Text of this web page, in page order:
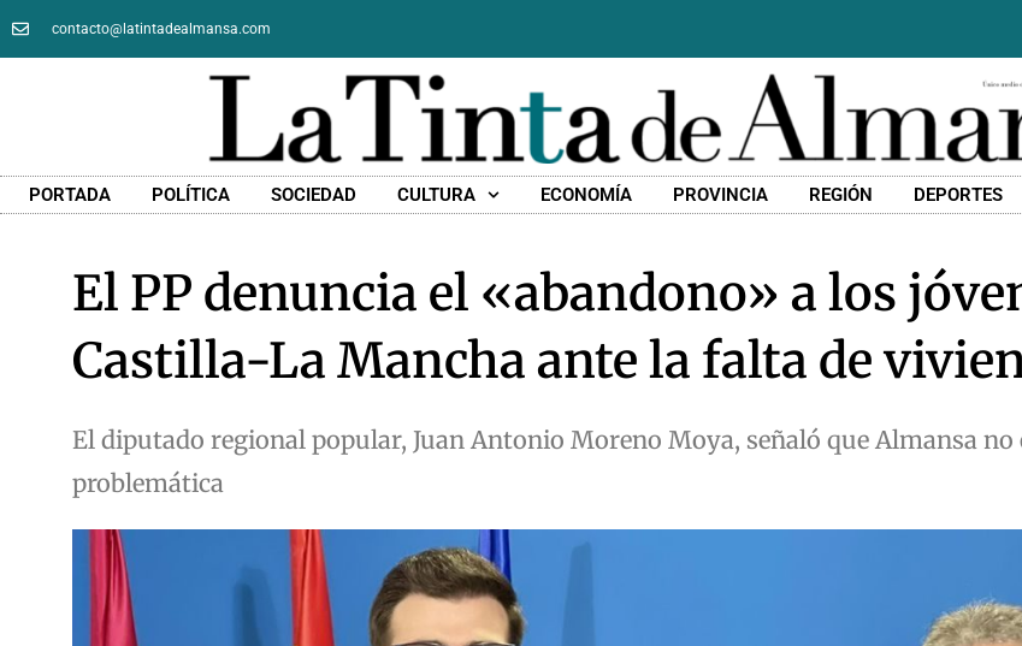
contacto@latintadealmansa.com
PORTADA POLÍTICA SOCIEDAD CULTURA ECONOMÍA PROVINCIA REGIÓN DEPORTES
El PP denuncia el «abandono» a los
Castilla-La Mancha ante la falta de
El diputado regional popular, Juan Antonio Moreno Moya, señaló que Almansa no
problemática